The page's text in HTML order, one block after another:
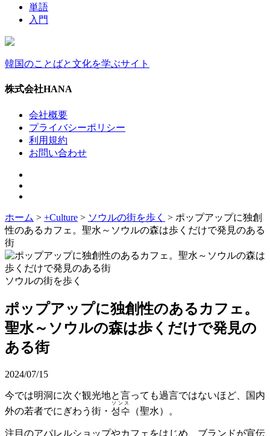
単語
入門
韓国のことばと文化を学ぶサイト
株式会社HANA
会社概要
プライバシーポリシー
利用規約
お問い合わせ
ホーム > +Culture > ソウルの街を歩く > ポップアップに独創
性のあるカフェ。聖水～ソウルの森は歩くだけで発見のある
街
ソウルの街を歩く
ポップアップに独創性のあるカフェ。
聖水～ソウルの森は歩くだけで発見の
ある街
2024/07/15
今では明洞に次ぐ観光地と言っても過言ではないほど、国内
外の若者でにぎわう街・ 성수
ソンス
（聖水）。
注目のアパレルショップやカフェをはじめ、ブランドが宣伝